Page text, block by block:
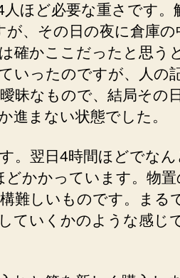
ほど必要な重さです。
、その日の夜に倉庫の
確かここだったと思う
いったのですが、人の
昧なもので、結局その
進まない状態でした。
。翌日4時間ほどでなん
かかっています。物置
難しいものです。まる
ていくかのような感じ